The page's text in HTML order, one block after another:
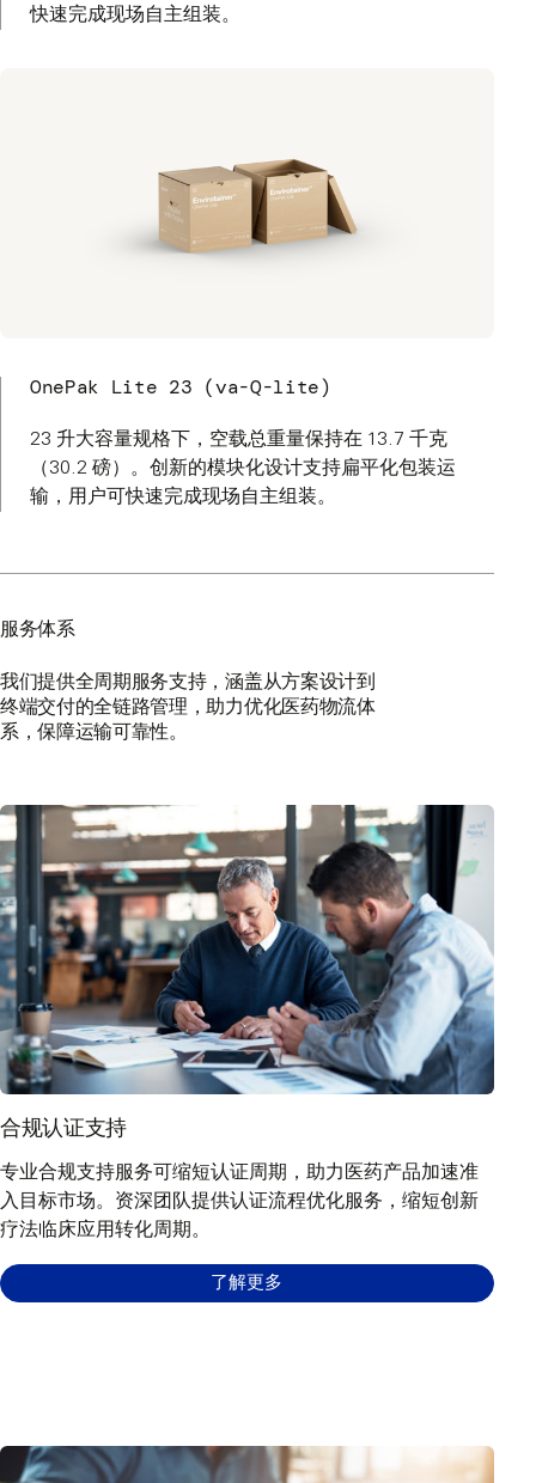
快速完成现场自主组装。
OnePak Lite 23 (va-Q-lite)
23 升大容量规格下，空载总重量保持在 13.7 千克
（30.2 磅）。创新的模块化设计支持扁平化包装运
输，用户可快速完成现场自主组装。
服务体系
我们提供全周期服务支持，涵盖从方案设计到
终端交付的全链路管理，助力优化医药物流体
系，保障运输可靠性。
合规认证支持
专业合规支持服务可缩短认证周期，助力医药产品加速准
入目标市场。资深团队提供认证流程优化服务，缩短创新
疗法临床应用转化周期。
了解更多